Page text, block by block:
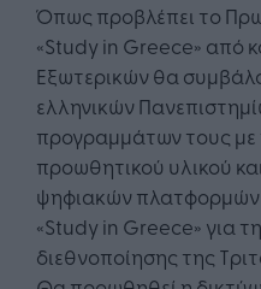
Όπως προβλέπει το
«Study in Greece» από
Εξωτερικών θα
ελληνικών
προγραμμάτων τους με
προωθητικού υλικού
ψηφιακών πλατφορμών
«Study in Greece» για
διεθνοποίησης της